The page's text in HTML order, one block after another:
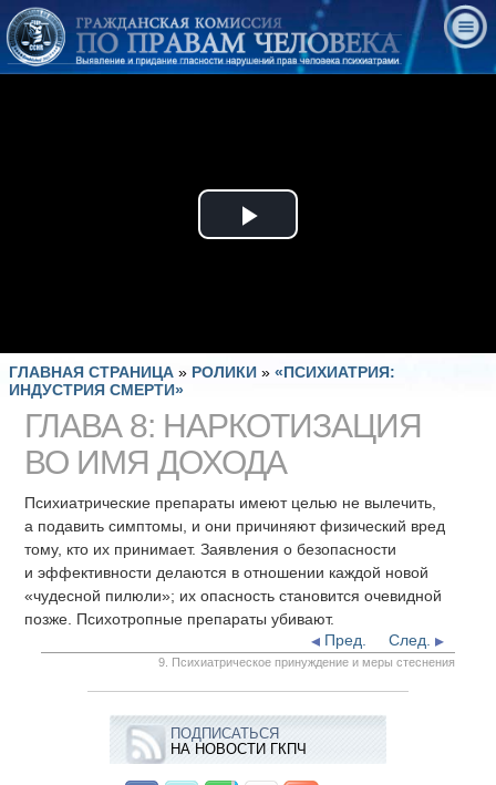
Play
ГЛАВНАЯ СТРАНИЦА » РОЛИКИ » «ПСИХИАТРИЯ:
ИНДУСТРИЯ СМЕРТИ»
ГЛАВА 8: НАРКОТИЗАЦИЯ
ВО ИМЯ ДОХОДА
Психиатрические препараты имеют целью не вылечить,
а подавить симптомы, и они причиняют физический вред
тому, кто их принимает. Заявления о безопасности
и эффективности делаются в отношении каждой новой
«чудесной пилюли»; их опасность становится очевидной
позже. Психотропные препараты убивают.
След.
Пред.
9. Психиатрическое принуждение и меры стеснения
ПОДПИСАТЬСЯ
НА НОВОСТИ ГКПЧ